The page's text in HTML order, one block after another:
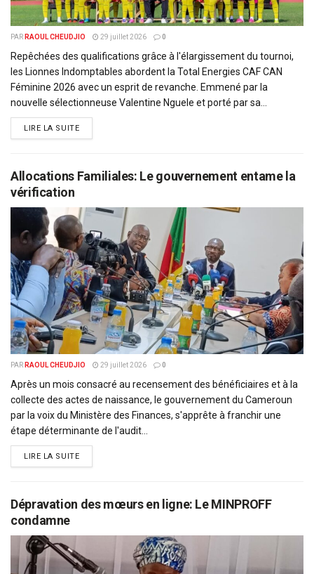
PAR RAOUL CHEUDJIO 29 juillet 2026 0
Repêchées des qualifications grâce à l'élargissement du tournoi,
les Lionnes Indomptables abordent la Total Energies CAF CAN
Féminine 2026 avec un esprit de revanche. Emmené par la
nouvelle sélectionneuse Valentine Nguele et porté par sa...
LIRE LA SUITEDETAILS
Allocations Familiales: Le gouvernement entame la
vérification
PAR RAOUL CHEUDJIO 29 juillet 2026 0
Après un mois consacré au recensement des bénéficiaires et à la
collecte des actes de naissance, le gouvernement du Cameroun
par la voix du Ministère des Finances, s'apprête à franchir une
étape déterminante de l'audit...
LIRE LA SUITEDETAILS
Dépravation des mœurs en ligne: Le MINPROFF
condamne